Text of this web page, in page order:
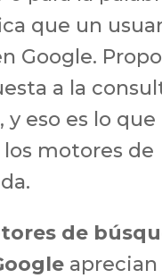
que un
Google.
a la
y eso es lo que
los motores de
de
aprecian